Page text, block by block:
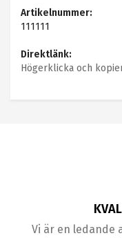
Artikelnummer:
111111
Direktlänk:
Högerklicka och
Vi är en ledande